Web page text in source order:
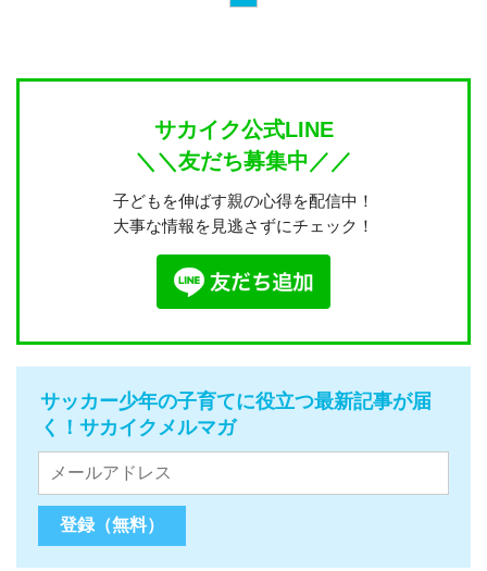
サカイク公式LINE
＼＼友だち募集中／／
子どもを伸ばす親の心得を配信中！
大事な情報を見逃さずにチェック！
サッカー少年の子育てに役立つ最新記事が届
く！サカイクメルマガ